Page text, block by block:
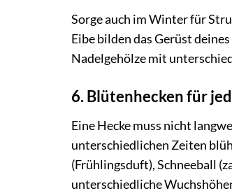
Sorge auch im Winter für
Eibe bilden das Gerüst
Nadelgehölze mit
6. Blütenhecken für
Eine Hecke muss nicht
unterschiedlichen Zeiten
(Frühlingsduft), Schneeball
unterschiedliche